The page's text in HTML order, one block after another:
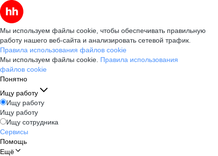
Мы используем файлы cookie, чтобы обеспечивать правильную
работу нашего веб-сайта и анализировать сетевой трафик.
Правила использования файлов cookie
Мы используем файлы cookie. Правила использования
файлов cookie
Понятно
Ищу работу
Ищу работу
Ищу работу
Ищу сотрудника
Сервисы
Помощь
Ещё